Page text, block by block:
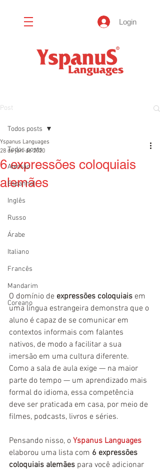
Login
Post
Todos posts
Alemão
Espanhol
Inglês
Russo
Árabe
Italiano
Francês
Mandarim
Coreano
Todos posts
6 expressões coloquiais
alemães
Yspanus Languages
28 de jan. de 2020
O domínio de expressões coloquiais em
uma língua estrangeira demonstra que o
aluno é capaz de se comunicar em
contextos informais com falantes
nativos, de modo a facilitar a sua
imersão em uma cultura diferente.
Como a sala de aula exige — na maior
parte do tempo — um aprendizado mais
formal do idioma, essa competência
deve ser praticada em casa, por meio de
filmes, podcasts, livros e séries.
Pensando nisso, o Yspanus Languages
elaborou uma lista com 6 expressões
coloquiais alemães para você adicionar